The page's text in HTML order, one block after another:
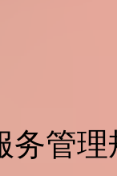
务管理